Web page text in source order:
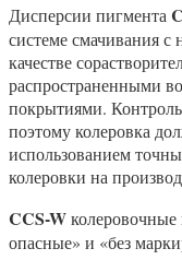
Дисперсии пигмента
системе смачивания
качестве
распространенными
покрытиями. Контроль
поэтому колеровка
использованием
колеровки на
CCS-W
опасные» и «без